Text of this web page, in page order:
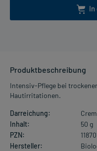
In
Produktbeschreibung
Intensiv-Pflege bei
Hautirritationen.
Darreichung:
Inhalt:
50 g
PZN:
Hersteller: